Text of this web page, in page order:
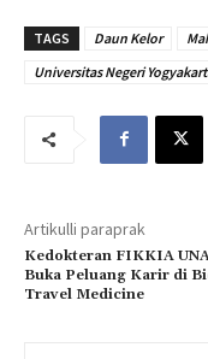
TAGS Daun Kelor
Universitas Negeri
Artikulli paraprak
Kedokteran FIKKIA
Buka Peluang Karir di
Travel Medicine